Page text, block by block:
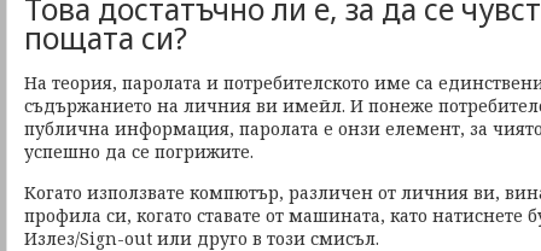
Това достатъчно ли е, за да се
пощата си?
На теория, паролата и потребителското име са
съдържанието на личния ви имейл. И понеже
публична информация, паролата е онзи елемент, за
успешно да се погрижите.
Когато използвате компютър, различен от личния ви,
профила си, когато ставате от машината, като натиснете
Излез/Sign-out или друго в този смисъл.